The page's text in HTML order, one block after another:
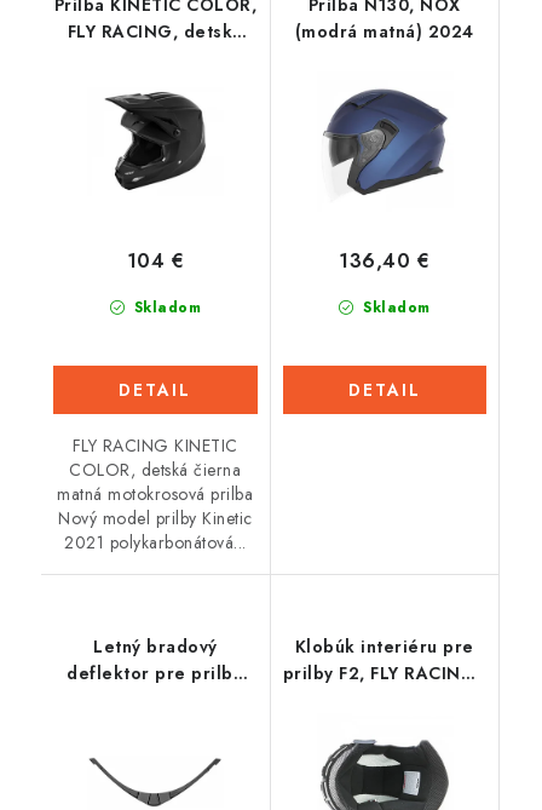
Prilba KINETIC COLOR,
FLY RACING, detská
Skladom
104 €
DETAIL
FLY RACING KINETIC
COLOR, detská čierna
matná motokrosová prilba
Nový model prilby Kinetic
2021 polykarbonátová...
Prilba N130, NOX
(modrá matná) 2024
Skladom
136,40 €
DETAIL
Letný bradový
deflektor pre prilbu
Klobúk interiéru pre
prilby F2, FLY RACING -